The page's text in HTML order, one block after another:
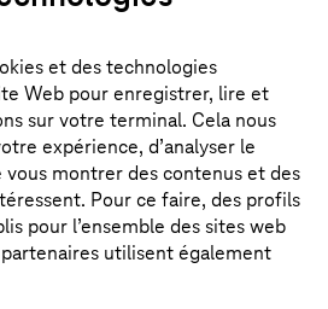
et des technologies
Web pour enregistrer, lire et
sur votre terminal. Cela nous
expérience, d’analyser le
montrer des contenus et des
Pour ce faire, des profils
pour l’ensemble des sites web
utilisent également